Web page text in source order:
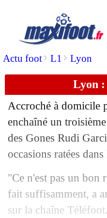
Actu foot> L1 > Lyon
Lyon :
Accroché à domicile
enchaîné un
des Gones Rudi
occasions ratées
"Ce n'est pas un bon
fait suffisamment, a
sur la chaîne
Chelsea
19/09 PSG
19/09 Lyon: une
19/09 Real : Jovic,
19/09 PSG: le
19/09 Barça:
19/09 ASSE : C.
19/09 Chelsea: